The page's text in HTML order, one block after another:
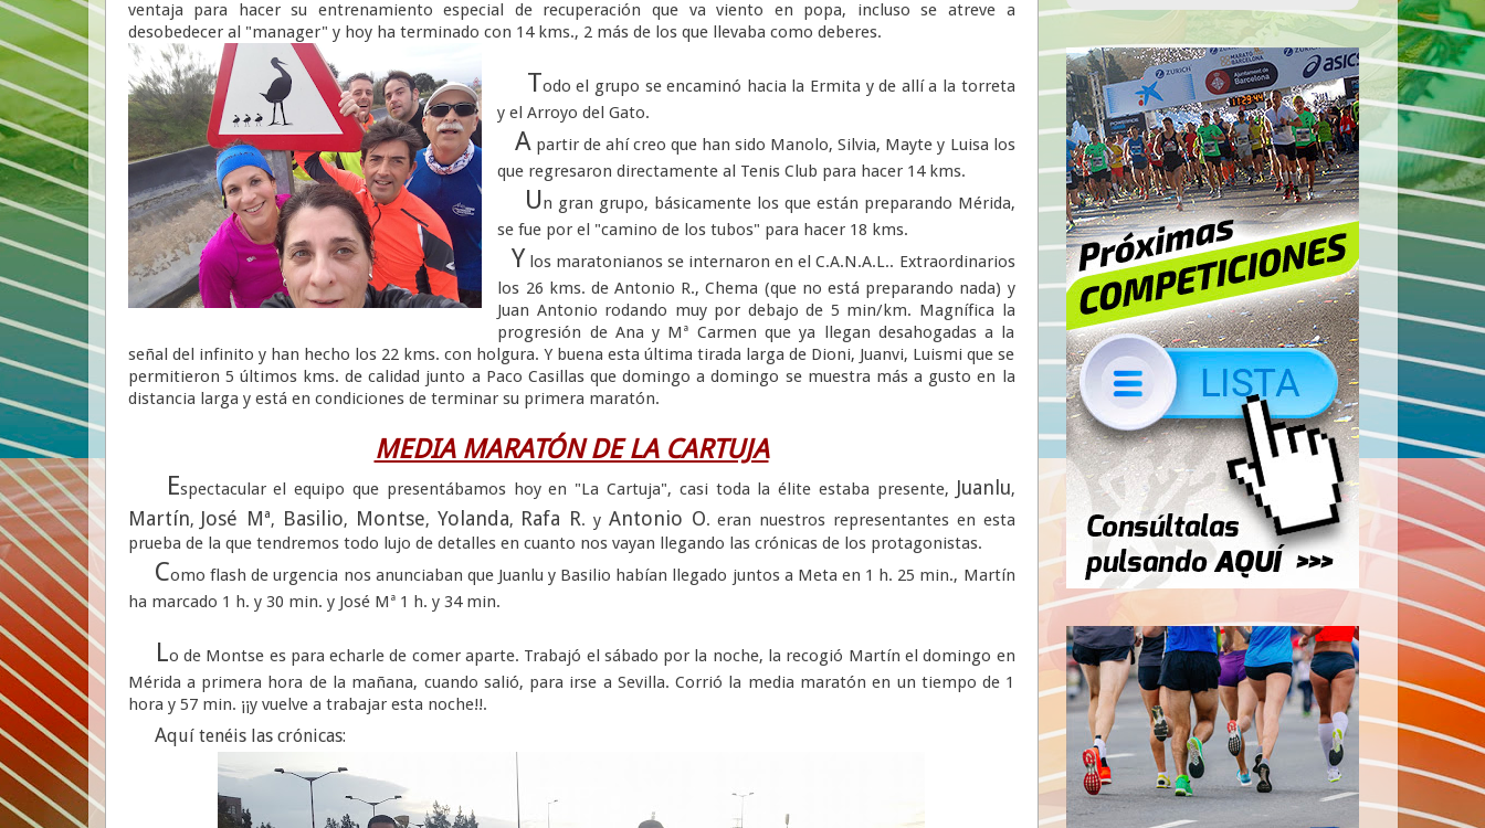
ventaja para hacer su entrenamiento especial de recuperación que va viento en popa, incluso se atreve a
desobedecer al "manager" y hoy ha terminado con 14 kms., 2 más de los que llevaba como deberes.
Todo el grupo se encaminó hacia la Ermita y de allí a la torreta
y el Arroyo del Gato.
A partir de ahí creo que han sido Manolo, Silvia, Mayte y Luisa los
que regresaron directamente al Tenis Club para hacer 14 kms.
Un gran grupo, básicamente los que están preparando Mérida,
se fue por el "camino de los tubos" para hacer 18 kms.
Y los maratonianos se internaron en el C.A.N.A.L.. Extraordinarios
los 26 kms. de Antonio R., Chema (que no está preparando nada) y
Juan Antonio rodando muy por debajo de 5 min/km. Magnífica la
progresión de Ana y Mª Carmen que ya llegan desahogadas a la
señal del infinito y han hecho los 22 kms. con holgura. Y buena esta última tirada larga de Dioni, Juanvi, Luismi que se
permitieron 5 últimos kms. de calidad junto a Paco Casillas que domingo a domingo se muestra más a gusto en la
distancia larga y está en condiciones de terminar su primera maratón.
MEDIA MARATÓN DE LA CARTUJA
Espectacular el equipo que presentábamos hoy en "La Cartuja", casi toda la élite estaba presente, Juanlu,
Martín, José Mª, Basilio, Montse, Yolanda, Rafa R. y Antonio O. eran nuestros representantes en esta
prueba de la que tendremos todo lujo de detalles en cuanto nos vayan llegando las crónicas de los protagonistas.
Como flash de urgencia nos anunciaban que Juanlu y Basilio habían llegado juntos a Meta en 1 h. 25 min., Martín
ha marcado 1 h. y 30 min. y José Mª 1 h. y 34 min.
Lo de Montse es para echarle de comer aparte. Trabajó el sábado por la noche, la recogió Martín el domingo en
Mérida a primera hora de la mañana, cuando salió, para irse a Sevilla. Corrió la media maratón en un tiempo de 1
hora y 57 min. ¡¡y vuelve a trabajar esta noche!!.
Aquí tenéis las crónicas: